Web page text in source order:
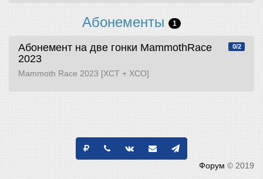
Абонементы 1
0/2
Абонемент на две гонки MammothRace
2023
Mammoth Race 2023 [XCT + XCO]
Форум © 2019